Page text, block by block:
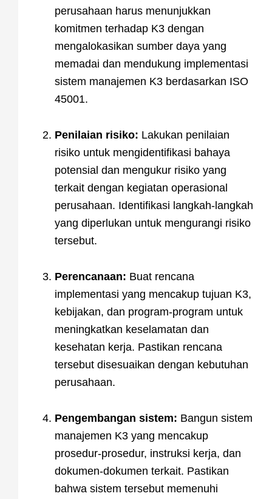
perusahaan harus menunjukkan
komitmen terhadap K3 dengan
mengalokasikan sumber daya yang
memadai dan mendukung implementasi
sistem manajemen K3 berdasarkan ISO
45001.
Penilaian risiko: Lakukan penilaian
risiko untuk mengidentifikasi bahaya
potensial dan mengukur risiko yang
terkait dengan kegiatan operasional
perusahaan. Identifikasi langkah-langkah
yang diperlukan untuk mengurangi risiko
tersebut.
Perencanaan: Buat rencana
implementasi yang mencakup tujuan K3,
kebijakan, dan program-program untuk
meningkatkan keselamatan dan
kesehatan kerja. Pastikan rencana
tersebut disesuaikan dengan kebutuhan
perusahaan.
Pengembangan sistem: Bangun sistem
manajemen K3 yang mencakup
prosedur-prosedur, instruksi kerja, dan
dokumen-dokumen terkait. Pastikan
bahwa sistem tersebut memenuhi